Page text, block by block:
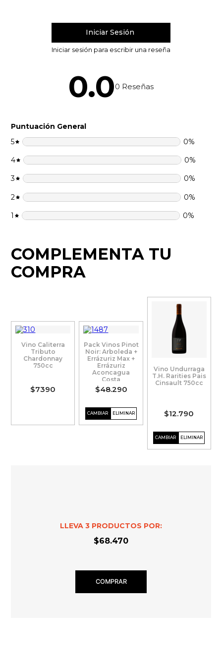
0.00 Reseñas
Puntuación General
5
0%
4 0%
3 0%
2 0%
1 0%
COMPLEMENTA TU
COMPRA
Vino Caliterra
Tributo
Chardonnay
750cc
$7390
Vino Undurraga
T.H. Rarities Pais
Cinsault 750cc
$12.790
Pack Vinos Pinot
Noir: Arboleda +
Errázuriz Max +
Errázuriz
Aconcagua
Costa
$48.290
LLEVA 3 PRODUCTOS POR:
$68.470
COMPRAR